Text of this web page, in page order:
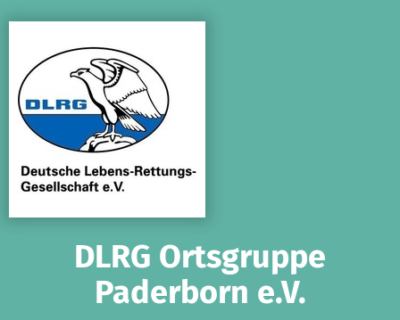
DLRG Ortsgruppe
Paderborn e.V.